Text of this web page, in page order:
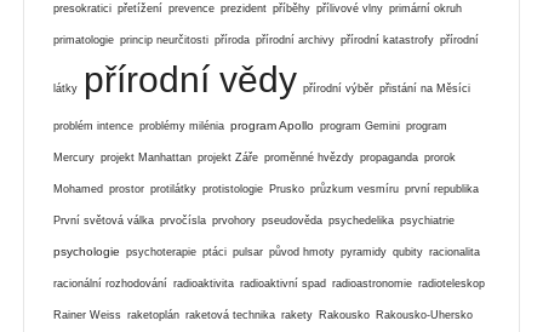
presokratici přetížení prevence prezident příběhy přílivové vlny primární okruh
primatologie princip neurčitosti příroda přírodní archivy přírodní katastrofy přírodní
látky přírodní vědy přírodní výběr přistání na Měsíci
problém intence problémy milénia program Apollo program Gemini program
Mercury projekt Manhattan projekt Záře proměnné hvězdy propaganda prorok
Mohamed prostor protilátky protistologie Prusko průzkum vesmíru první republika
První světová válka prvočísla prvohory pseudověda psychedelika psychiatrie
psychologie psychoterapie ptáci pulsar původ hmoty pyramidy qubity racionalita
racionální rozhodování radioaktivita radioaktivní spad radioastronomie radioteleskop
Rainer Weiss raketoplán raketová technika rakety Rakousko Rakousko-Uhersko